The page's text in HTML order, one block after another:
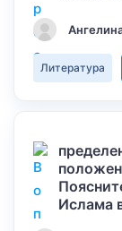
Литература
Ислама